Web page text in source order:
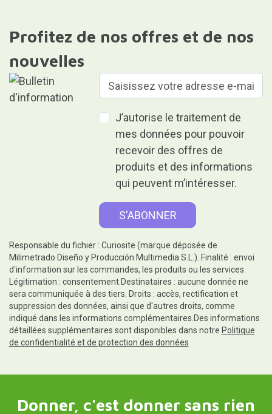
Profitez de nos offres et de nos
nouvelles
J’autorise le traitement de
mes données pour pouvoir
recevoir des offres de
produits et des informations
qui peuvent m’intéresser.
Responsable du fichier : Curiosite (marque déposée de
Milimetrado Diseño y Producción Multimedia S.L.). Finalité : envoi
d'information sur les commandes, les produits ou les services.
Légitimation : consentement.Destinataires : aucune donnée ne
sera communiquée à des tiers. Droits : accès, rectification et
suppression des données, ainsi que d'autres droits, comme
indiqué dans les informations complémentaires.Des informations
détaillées supplémentaires sont disponibles dans notre Politique
de confidentialité et de protection des données
Donner, c'est donner sans rien